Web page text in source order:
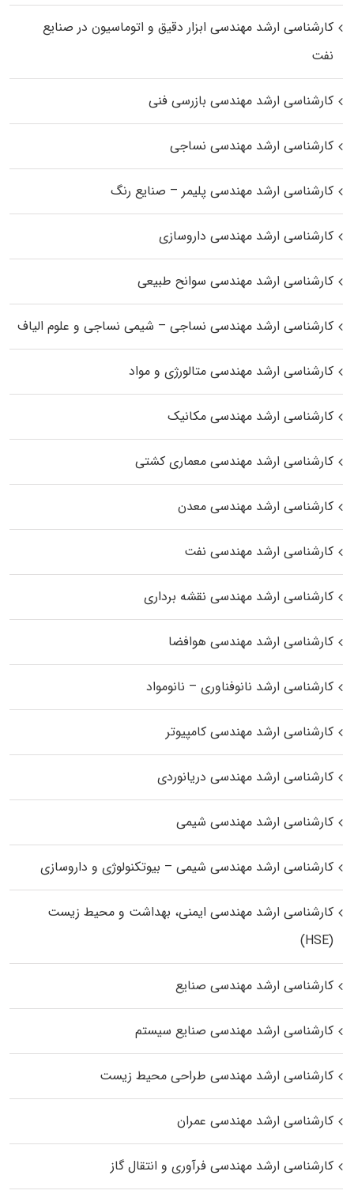
کارشناسی ارشد مهندسی ابزار دقیق و اتوماسیون در صنایع
نفت
کارشناسی ارشد مهندسی بازرسی فنی
کارشناسی ارشد مهندسی نساجی
کارشناسی ارشد مهندسی پلیمر – صنایع رنگ
کارشناسی ارشد مهندسی داروسازی
کارشناسی ارشد مهندسی سوانح طبیعی
کارشناسی ارشد مهندسی نساجی – شیمی نساجی و علوم الیاف
کارشناسی ارشد مهندسی متالورژی و مواد
کارشناسی ارشد مهندسی مکانیک
کارشناسی ارشد مهندسی معماری کشتی
کارشناسی ارشد مهندسی معدن
کارشناسی ارشد مهندسی نفت
کارشناسی ارشد مهندسی نقشه برداری
کارشناسی ارشد مهندسی هوافضا
کارشناسی ارشد نانوفناوری – نانومواد
کارشناسی ارشد مهندسی کامپیوتر
کارشناسی ارشد مهندسی دریانوردی
کارشناسی ارشد مهندسی شیمی
کارشناسی ارشد مهندسی شیمی – بیوتکنولوژی و داروسازی
کارشناسی ارشد مهندسی ایمنی، بهداشت و محیط زیست
(HSE)
کارشناسی ارشد مهندسی صنایع
کارشناسی ارشد مهندسی صنایع سیستم
کارشناسی ارشد مهندسی طراحی محیط زیست
کارشناسی ارشد مهندسی عمران
کارشناسی ارشد مهندسی فرآوری و انتقال گاز